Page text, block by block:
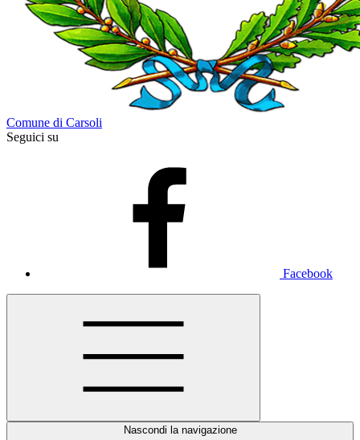
Comune di Carsoli
Seguici su
Facebook
Nascondi la navigazione